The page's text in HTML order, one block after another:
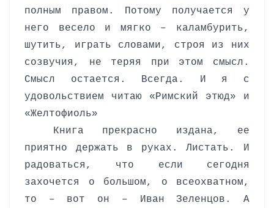
полным правом. Потому получается у
него весело и мягко – каламбурить,
шутить, играть словами, строя из них
созвучия, не теряя при этом смысл.
Смысл остается. Всегда. И я с
удовольствием читаю «Римский этюд» и
«Желтофиоль»
Книга прекрасно издана, ее
приятно держать в руках. Листать. И
радоваться, что если сегодня
захочется о большом, о всеохватном,
то – вот он – Иван Зеленцов. А